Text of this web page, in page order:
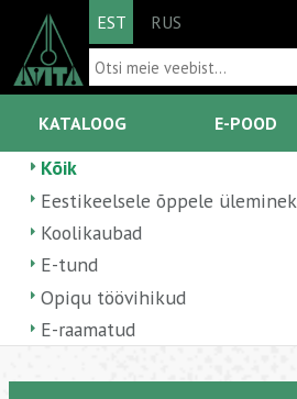
EST RUS
KATALOOG E-POOD
Kõik
Eestikeelsele õppele üleminek
Koolikaubad
E-tund
Opiqu töövihikud
E-raamatud